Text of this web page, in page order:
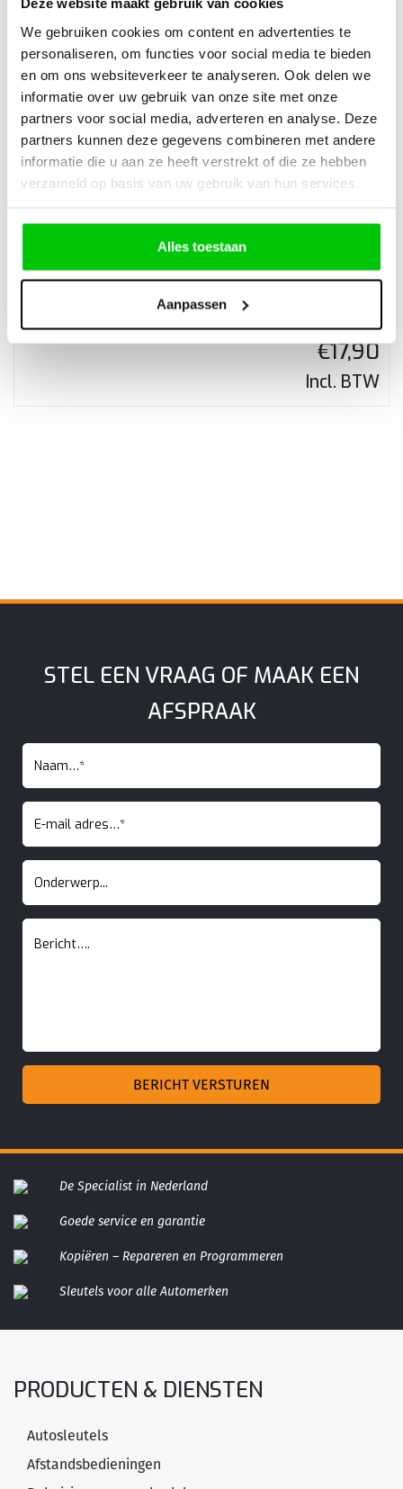
We gebruiken cookies om content en advertenties te
personaliseren, om functies voor social media te bieden
en om ons websiteverkeer te analyseren. Ook delen we
informatie over uw gebruik van onze site met onze
partners voor social media, adverteren en analyse. Deze
partners kunnen deze gegevens combineren met andere
informatie die u aan ze heeft verstrekt of die ze hebben
verzameld op basis van uw gebruik van hun services.
Alles toestaan
Aanpassen
€63,53
Incl. BTW
Alfa Romeo 156 2Knops klapsleutel behuizing
€17,90
Incl. BTW
STEL EEN VRAAG OF MAAK EEN
AFSPRAAK
De Specialist in Nederland
Goede service en garantie
Kopiëren – Repareren en Programmeren
Sleutels voor alle Automerken
PRODUCTEN & DIENSTEN
Autosleutels
Afstandsbedieningen